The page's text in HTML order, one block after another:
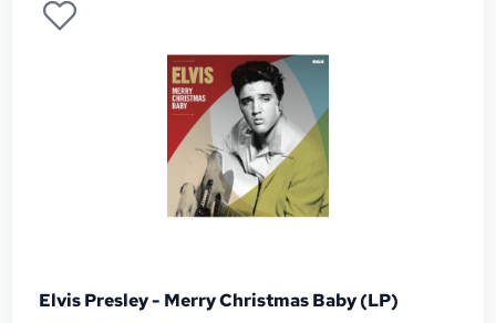
Elvis Presley - Merry Christmas Baby (LP)